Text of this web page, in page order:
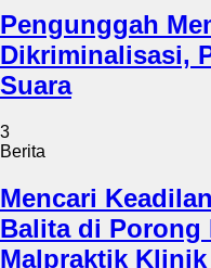
Pengunggah
Dikriminalisasi,
Suara
3
Berita
Mencari
Balita di Porong
Malpraktik Klinik